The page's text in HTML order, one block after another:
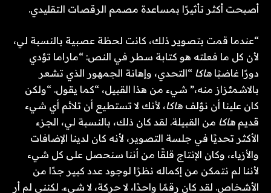
أصبحت أكثر تأثيرًا بمساعدة مصمم الرقصات التقليدي.
“عندما قمت بتصوير ذلك، كانت لحظة عصبية بالنسبة لي،
لأن كل ما فعلته هو كتابة سطر في النص: “ماراما تؤدي
دورًا غاضبًا هاكا “التحدي، وإهانة الجمهور الذي تشعر
بالاشمئزاز منه،” شيء من هذا القبيل، “كما يقول. “ولكن
كان علينا أن نؤلف هاكا، لأنك لا تستطيع أن تلائم أي شيء
قديم هاكا من القبيلة. لقد كان ذلك، بالنسبة لي، الجزء
الأكثر تحديًا في جلسة التصوير، لأنه كان لدينا الإضافات
والأزياء، وكان الإنتاج قلقًا من أننا سنحصل على كل شيء
لأننا لم نتمكن من إكماله نظرًا لوجود عدد كبير جدًا من
الأشخاص. لقد كان رقمًا واحدًا، لا حركة، لا شيء. لكنني لم أر